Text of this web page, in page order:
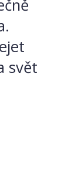
svět